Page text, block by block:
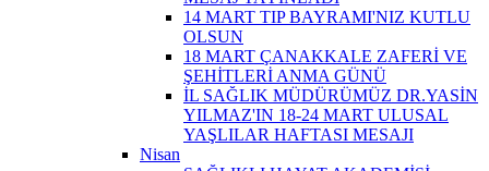
14 MART TIP BAYRAMI'NIZ KUTLU
OLSUN
18 MART ÇANAKKALE ZAFERİ VE
ŞEHİTLERİ ANMA GÜNÜ
İL SAĞLIK MÜDÜRÜMÜZ DR.YASİN
YILMAZ'IN 18-24 MART ULUSAL
YAŞLILAR HAFTASI MESAJI
Nisan